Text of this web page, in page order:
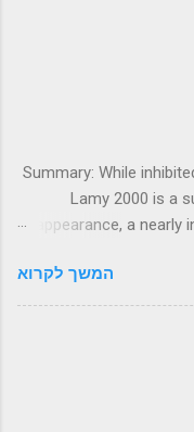
Summary: While
Lamy 2000 is a
appearance, a
piston filler. The good:
capacious piston filler,
piston
are emblems of the
המשך לקרוא